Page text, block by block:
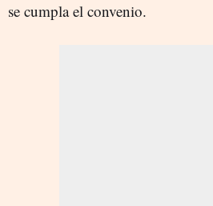
se cumpla el convenio.